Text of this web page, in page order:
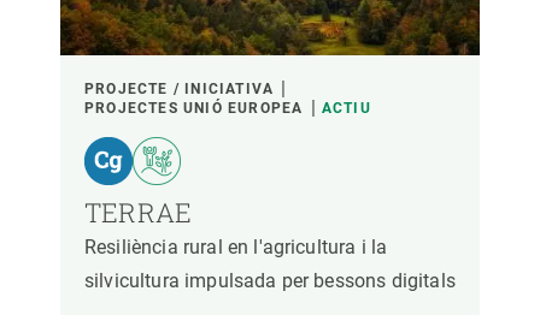
LIDERAT PER
PARTICIPANTS
PROJECTE / INICIATIVA
PROJECTES UNIÓ EUROPEA
ACTIU
TERRAE
Resiliència rural en l'agricultura i la
silvicultura impulsada per bessons digitals